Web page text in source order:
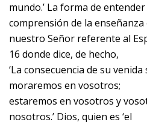
mundo.’ La forma de
comprensión de la enseñanza
nuestro Señor referente al
16 donde dice, de hecho,
‘La consecuencia de su
moraremos en vosotros;
estaremos en vosotros y
nosotros.’ Dios, quien es ‘el